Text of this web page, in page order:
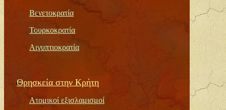
Βενετοκρατία
Τουρκοκρατία
Αιγυπτιοκρατία
Θρησκεία στην Κρήτη
Ατομικοί εξισλαμισμοί